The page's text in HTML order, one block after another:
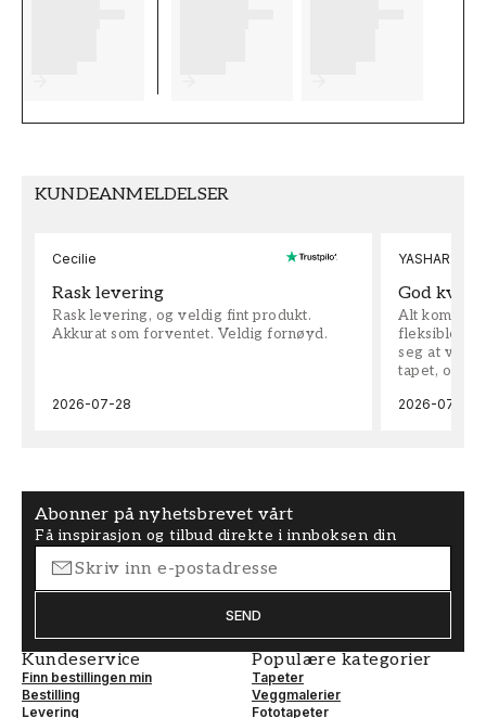
KUNDEANMELDELSER
Cecilie
Rask levering
Rask levering, og veldig fint produkt.
Akkurat som forventet. Veldig fornøyd.
2026-07-28
YASHAR
God
Alt kom
fleksible på
seg at vi
tapet, og
2026-07-04
Abonner på nyhetsbrevet vårt
Få inspirasjon og tilbud direkte i innboksen din
SEND
Kundeservice
Finn bestillingen min
Bestilling
Levering
Populære kategorier
Tapeter
Veggmalerier
Fototapeter